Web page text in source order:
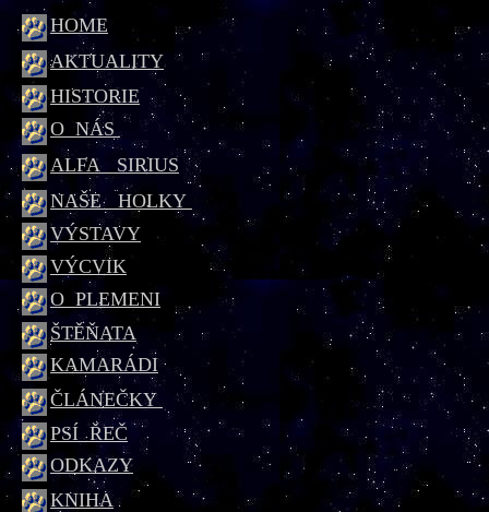
HOME
AKTUALITY
HISTORIE
O NÁS
ALFA SIRIUS
NAŠE HOLKY
VÝSTAVY
VÝCVIK
O PLEMENI
ŠTĚŇATA
KAMARÁDI
ČLÁNEČKY
PSÍ ŘEČ
ODKAZY
KNIHA